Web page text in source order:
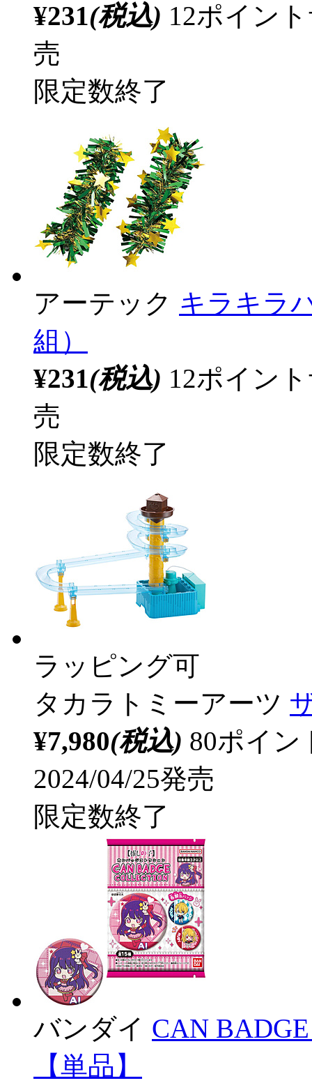
¥231(税込) 12ポイン
売
限定数終了
アーテック キラキラ
組）
¥231(税込) 12ポイン
売
限定数終了
ラッピング可
タカラトミーアーツ
¥7,980(税込) 80ポイ
2024/04/25発売
限定数終了
バンダイ CAN
【単品】